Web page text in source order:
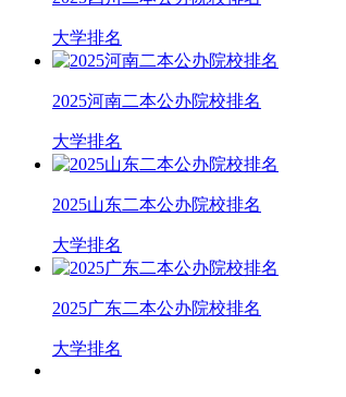
大学排名
2025河南二本公办院校排名
大学排名
2025山东二本公办院校排名
大学排名
2025广东二本公办院校排名
大学排名